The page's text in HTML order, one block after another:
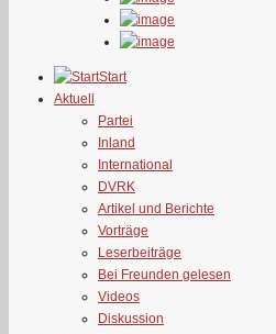
Start
Aktuell
Partei
Inland
International
DVRK
Artikel und Berichte
Vorträge
Leserbeiträge
Bei Freunden gelesen
Videos
Diskussion